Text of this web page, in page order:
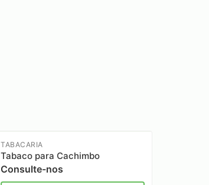
TABACARIA
Tabaco para Cachimbo
Consulte-nos